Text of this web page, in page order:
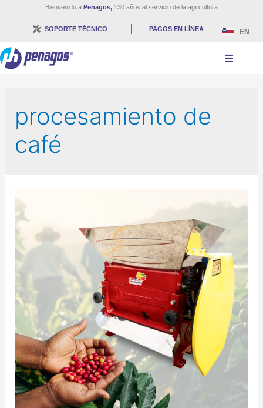
Bienvenido a Penagos, 130 años al servicio de la agricultura
SOPORTE TÉCNICO PAGOS EN LÍNEA EN
procesamiento de
café